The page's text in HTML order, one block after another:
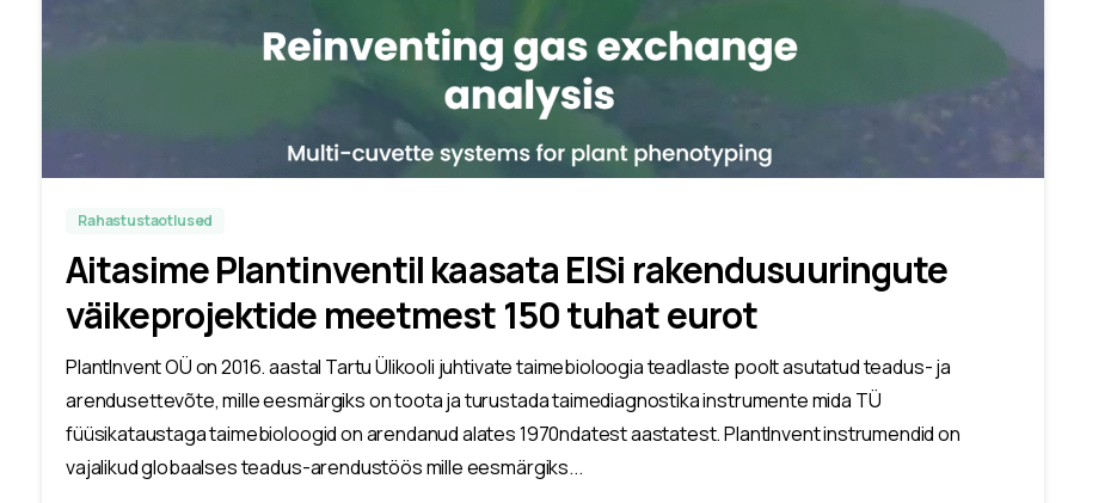
Rahastustaotlused
Aitasime Plantinventil kaasata EISi rakendusuuringute
väikeprojektide meetmest 150 tuhat eurot
PlantInvent OÜ on 2016. aastal Tartu Ülikooli juhtivate taimebioloogia teadlaste poolt asutatud teadus- ja
arendusettevõte, mille eesmärgiks on toota ja turustada taimediagnostika instrumente mida TÜ
füüsikataustaga taimebioloogid on arendanud alates 1970ndatest aastatest. PlantInvent instrumendid on
vajalikud globaalses teadus-arendustöös mille eesmärgiks...